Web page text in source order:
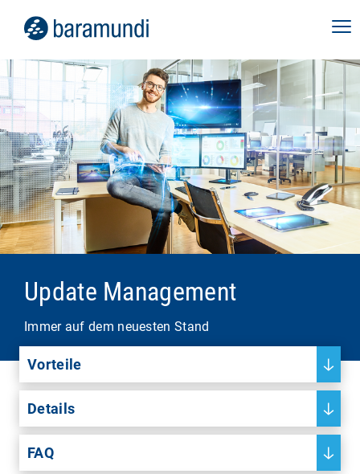
Update Management
Immer auf dem neuesten Stand
Vorteile
Details
FAQ